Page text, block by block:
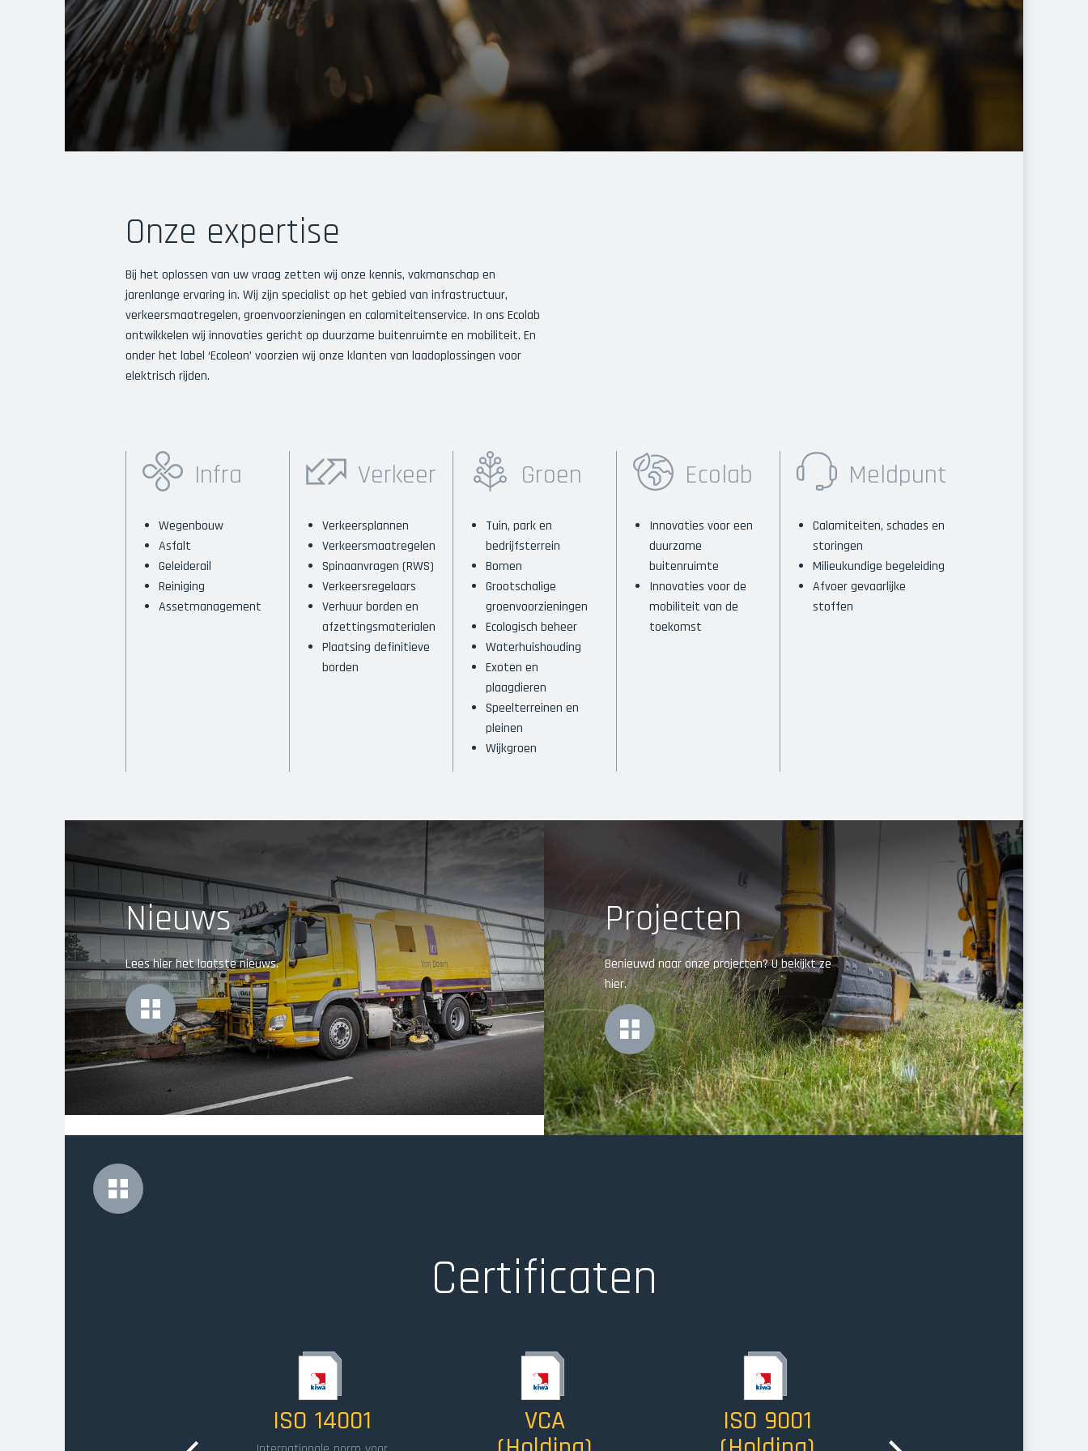
Onze expertise
Bij het oplossen van uw vraag zetten wij onze kennis, vakmanschap en
jarenlange ervaring in. Wij zijn specialist op het gebied van infrastructuur,
verkeersmaatregelen, groenvoorzieningen en calamiteitenservice. In ons Ecolab
ontwikkelen wij innovaties gericht op duurzame buitenruimte en mobiliteit. En
onder het label ‘Ecoleon’ voorzien wij onze klanten van laadoplossingen voor
elektrisch rijden.
Infra
Wegenbouw
Asfalt
Geleiderail
Reiniging
Assetmanagement
Verkeer
Verkeersplannen
Verkeersmaatregelen
Spinaanvragen (RWS)
Verkeersregelaars
Verhuur borden en
afzettingsmaterialen
Plaatsing definitieve
borden
Groen
Tuin, park en
bedrijfsterrein
Bomen
Grootschalige
groenvoorzieningen
Ecologisch beheer
Waterhuishouding
Exoten en
plaagdieren
Speelterreinen en
pleinen
Wijkgroen
Ecolab
Innovaties voor een
duurzame
buitenruimte
Innovaties voor de
mobiliteit van de
toekomst
Meldpunt
Calamiteiten, schades en
storingen
Milieukundige begeleiding
Afvoer gevaarlijke
stoffen
Nieuws
Lees hier het laatste nieuws.
MORE
Projecten
Benieuwd naar onze projecten? U bekijkt ze
hier.
MORE
MORE
Certificaten
Image
ISO 14001
Image
VCA
Image
ISO 9001